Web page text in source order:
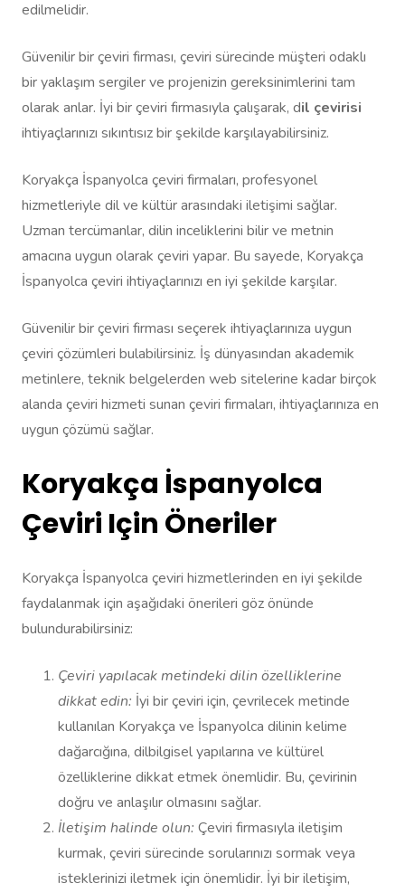
edilmelidir.
Güvenilir bir çeviri firması, çeviri sürecinde müşteri odaklı
bir yaklaşım sergiler ve projenizin gereksinimlerini tam
olarak anlar. İyi bir çeviri firmasıyla çalışarak, dil çevirisi
ihtiyaçlarınızı sıkıntısız bir şekilde karşılayabilirsiniz.
Koryakça İspanyolca çeviri firmaları, profesyonel
hizmetleriyle dil ve kültür arasındaki iletişimi sağlar.
Uzman tercümanlar, dilin inceliklerini bilir ve metnin
amacına uygun olarak çeviri yapar. Bu sayede, Koryakça
İspanyolca çeviri ihtiyaçlarınızı en iyi şekilde karşılar.
Güvenilir bir çeviri firması seçerek ihtiyaçlarınıza uygun
çeviri çözümleri bulabilirsiniz. İş dünyasından akademik
metinlere, teknik belgelerden web sitelerine kadar birçok
alanda çeviri hizmeti sunan çeviri firmaları, ihtiyaçlarınıza en
uygun çözümü sağlar.
Koryakça İspanyolca
Çeviri Için Öneriler
Koryakça İspanyolca çeviri hizmetlerinden en iyi şekilde
faydalanmak için aşağıdaki önerileri göz önünde
bulundurabilirsiniz:
Çeviri yapılacak metindeki dilin özelliklerine
dikkat edin: İyi bir çeviri için, çevrilecek metinde
kullanılan Koryakça ve İspanyolca dilinin kelime
dağarcığına, dilbilgisel yapılarına ve kültürel
özelliklerine dikkat etmek önemlidir. Bu, çevirinin
doğru ve anlaşılır olmasını sağlar.
İletişim halinde olun: Çeviri firmasıyla iletişim
kurmak, çeviri sürecinde sorularınızı sormak veya
isteklerinizi iletmek için önemlidir. İyi bir iletişim,